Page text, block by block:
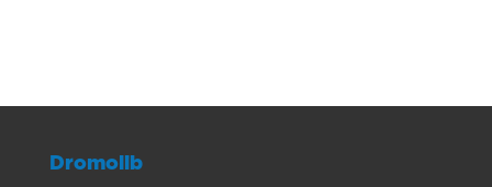
Dromolib